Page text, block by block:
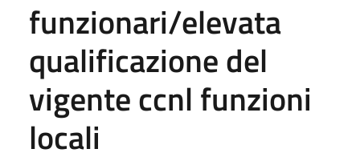
funzionari/elevata
qualificazione del
vigente ccnl funzioni
locali